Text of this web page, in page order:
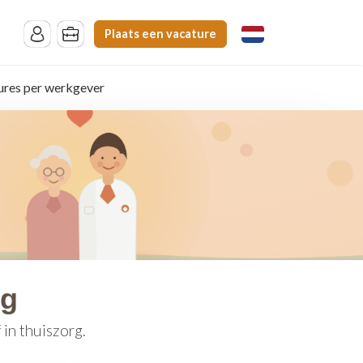
Plaats een vacature
per werkgever
thuiszorg.